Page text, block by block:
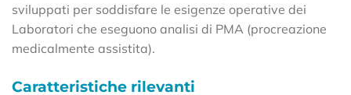
sviluppati per soddisfare le esigenze operative dei
Laboratori che eseguono analisi di PMA (procreazione
medicalmente assistita).
Caratteristiche rilevanti